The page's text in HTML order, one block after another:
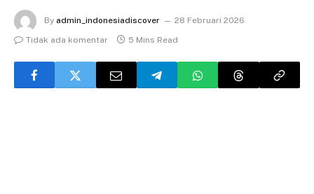
By admin_indonesiadiscover
28 Februari 2026
Tidak ada komentar
5 Mins Read